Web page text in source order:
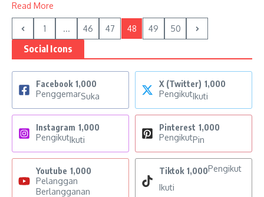
Read More
1 ... 46 47 48 49 50
Social Icons
Facebook 1,000
PenggemarSuka
X (Twitter) 1,000
PengikutIkuti
Instagram 1,000
PengikutIkuti
Pinterest 1,000
PengikutPin
Youtube 1,000
Pelanggan
Berlangganan
Tiktok 1,000Pengikut
Ikuti